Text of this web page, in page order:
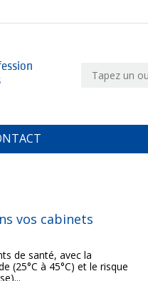
vos cabinets
de santé, avec la
(25°C à 45°C) et le risque